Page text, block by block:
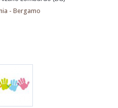
- Bergamo